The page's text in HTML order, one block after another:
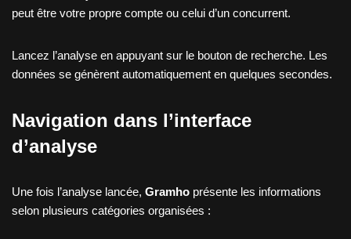
peut être votre propre compte ou celui d’un concurrent.
Lancez l’analyse en appuyant sur le bouton de recherche. Les
données se génèrent automatiquement en quelques secondes.
Navigation dans l’interface
d’analyse
Une fois l’analyse lancée, Gramho présente les informations
selon plusieurs catégories organisées :